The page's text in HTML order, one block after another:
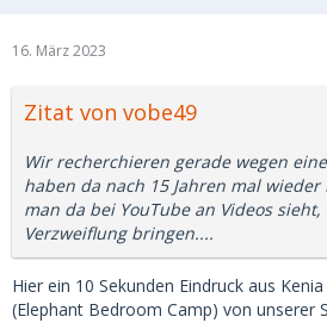
16. März 2023
Zitat von vobe49
Wir recherchieren gerade wegen
haben da nach 15 Jahren mal wieder
man da bei YouTube an Videos
Verzweiflung bringen....
Hier ein 10 Sekunden Eindruck aus
(Elephant Bedroom Camp) von unserer